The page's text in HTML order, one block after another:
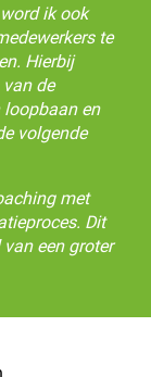
ik ook
te
Hierbij
de
loopbaan en
volgende
met
Dit
een groter